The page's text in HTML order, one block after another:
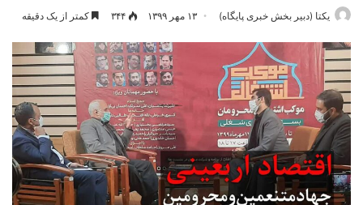
یکتا (دبیر بخش خبری پایگاه) ۱۳ مهر ۱۳۹۹ ۳۴۴ کمتر از یک دقیقه